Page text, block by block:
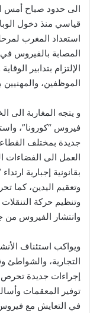
قياسي منذ دخول
استعداد المغرب
المصابة بالفيروس
الإلتزام بتدابير
الموظفين، والمهنيين
و يتجه المغاربة الى
فيروس “كورونا”،
جديدة بمختلف
العمل الى الفضاءات
بقانونية إجبارية
وتعقيم اليدين، كما
وتنظيم حركة
وانتشار الفيروس من
ويواكب استئناف
التجارية، والشواطئ
إجراءات جديدة تحرص
توفير المعقمات
في التعايش مع فيروس